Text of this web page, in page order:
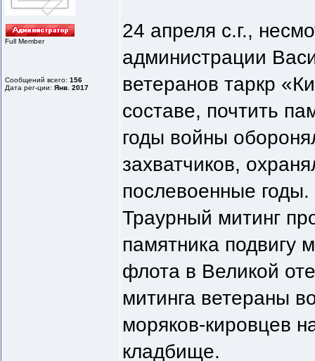
Full Member
Сообщений всего: 156
Дата рег-ции: Янв. 2017
24 апреля с.г.,
администрации
ветеранов таркр
составе, почтить
годы войны
захватчиков,
послевоенные годы.
Траурный митинг
памятника подвигу
флота в Великой
митинга ветераны
моряков-кировцев
кладбище.